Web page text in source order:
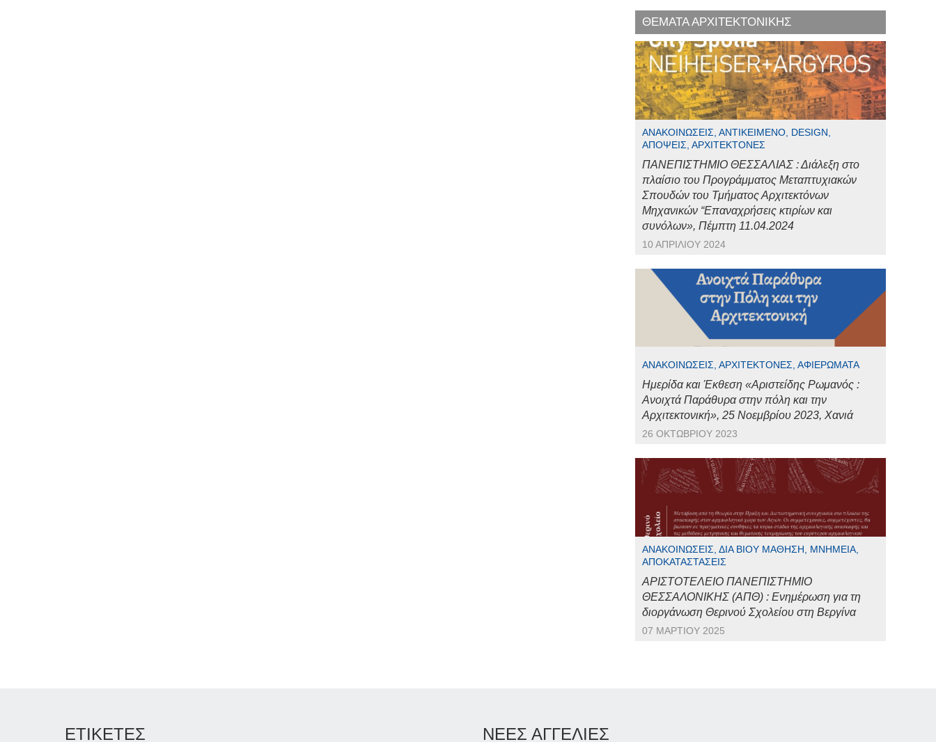
ΘΕΜΑΤΑ ΑΡΧΙΤΕΚΤΟΝΙΚΗΣ
ΑΝΑΚΟΙΝΏΣΕΙΣ, ΑΝΤΙΚΕΊΜΕΝΟ, DESIGN,
ΑΠΌΨΕΙΣ, ΑΡΧΙΤΈΚΤΟΝΕΣ
ΠΑΝΕΠΙΣΤΗΜΙΟ ΘΕΣΣΑΛΙΑΣ : Διάλεξη στο
πλαίσιο του Προγράμματος Μεταπτυχιακών
Σπουδών του Τμήματος Αρχιτεκτόνων
Μηχανικών “Επαναχρήσεις κτιρίων και
συνόλων», Πέμπτη 11.04.2024
10 ΑΠΡΙΛΊΟΥ 2024
ΑΝΑΚΟΙΝΏΣΕΙΣ, ΑΡΧΙΤΈΚΤΟΝΕΣ, ΑΦΙΕΡΏΜΑΤΑ
Ημερίδα και Έκθεση «Αριστείδης Ρωμανός :
Ανοιχτά Παράθυρα στην πόλη και την
Αρχιτεκτονική», 25 Νοεμβρίου 2023, Χανιά
26 ΟΚΤΩΒΡΊΟΥ 2023
ΑΝΑΚΟΙΝΏΣΕΙΣ, ΔΙΆ ΒΊΟΥ ΜΆΘΗΣΗ, ΜΝΗΜΕΊΑ,
ΑΠΟΚΑΤΑΣΤΆΣΕΙΣ
ΑΡΙΣΤΟΤΕΛΕΙΟ ΠΑΝΕΠΙΣΤΗΜΙΟ
ΘΕΣΣΑΛΟΝΙΚΗΣ (ΑΠΘ) : Ενημέρωση για τη
διοργάνωση Θερινού Σχολείου στη Βεργίνα
07 ΜΑΡΤΊΟΥ 2025
ΕΤΙΚΕΤΕΣ ΝΕΕΣ ΑΓΓΕΛΙΕΣ